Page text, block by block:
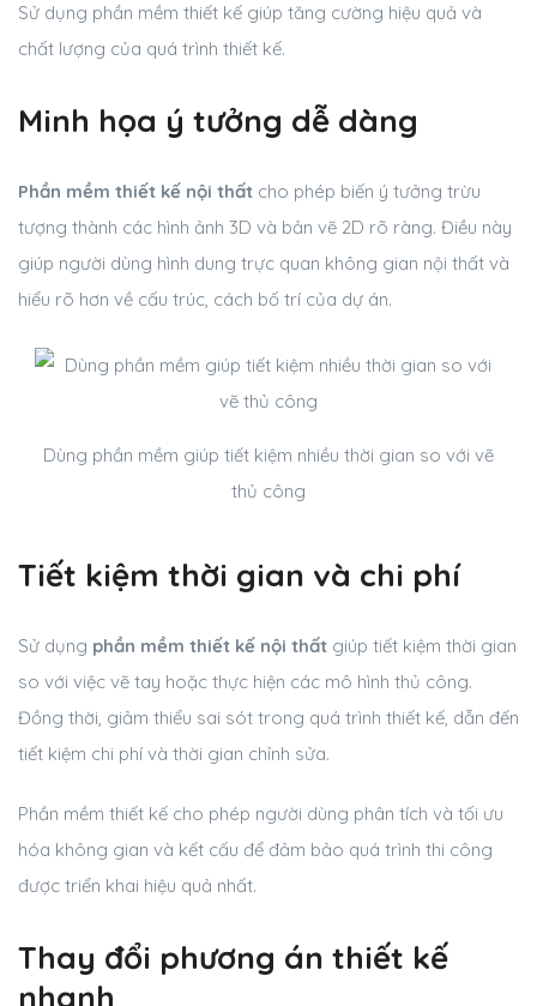
Sử dụng phần mềm thiết kế giúp tăng cường hiệu quả và
chất lượng của quá trình thiết kế.
Minh họa ý tưởng dễ dàng
Phần mềm thiết kế nội thất cho phép biến ý tưởng trừu
tượng thành các hình ảnh 3D và bản vẽ 2D rõ ràng. Điều này
giúp người dùng hình dung trực quan không gian nội thất và
hiểu rõ hơn về cấu trúc, cách bố trí của dự án.
Dùng phần mềm giúp tiết kiệm nhiều thời gian so với vẽ
thủ công
Tiết kiệm thời gian và chi phí
Sử dụng phần mềm thiết kế nội thất giúp tiết kiệm thời gian
so với việc vẽ tay hoặc thực hiện các mô hình thủ công.
Đồng thời, giảm thiểu sai sót trong quá trình thiết kế, dẫn đến
tiết kiệm chi phí và thời gian chỉnh sửa.
Phần mềm thiết kế cho phép người dùng phân tích và tối ưu
hóa không gian và kết cấu để đảm bảo quá trình thi công
được triển khai hiệu quả nhất.
Thay đổi phương án thiết kế
nhanh